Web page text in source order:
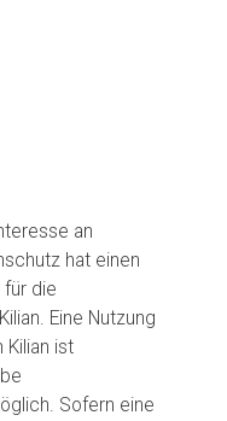
an
hat einen
die
Eine Nutzung
ist
Sofern eine